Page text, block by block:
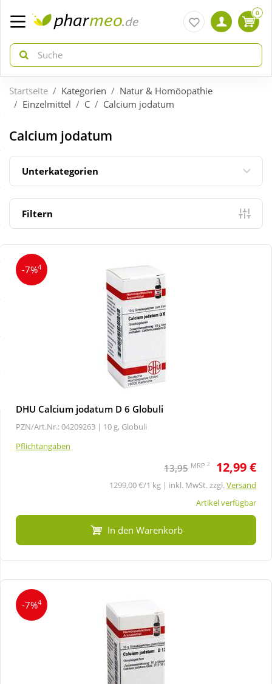
zurück
ÜBERSICHT AKTIONEN
Aktuelle Coupons
Neuheiten
Sale
zurück
ÜBERSICHT KATEGORIEN
Arzneimittel
Diabetes
Körperpflege & Kosmetik
Natur & Homöopathie
Tierbedarf
Wellness
0
Startseite Kategorien
Natur & Homöopathie
Einzelmittel
C Calcium jodatum
Calcium jodatum
Unterkategorien
Filtern
-7%4
DHU Calcium jodatum D 6 Globuli
PZN/Art.Nr.: 04209263 | 10 g, Globuli
Pflichtangaben
13,95 MRP 2 12,99 €
1299,00 €/1 kg | inkl. MwSt. zzgl.Versand
Artikel verfügbar
In den Warenkorb
-7%4